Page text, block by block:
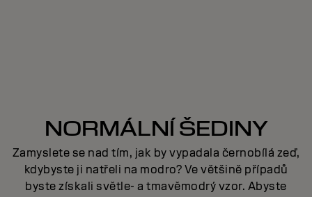
NORMÁLNÍ ŠEDINY
Zamyslete se nad tím, jak by vypadala černobílá zeď,
kdybyste ji natřeli na modro? Ve většině případů
byste získali světle- a tmavěmodrý vzor. Abyste